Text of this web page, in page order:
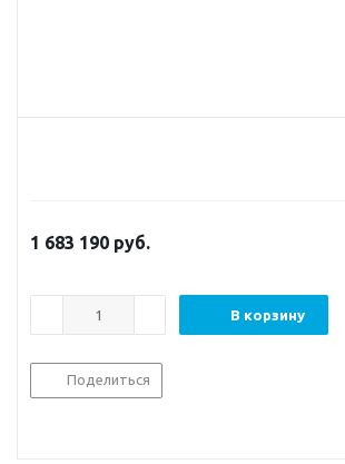
1 683 190 руб.
В корзину
Поделиться